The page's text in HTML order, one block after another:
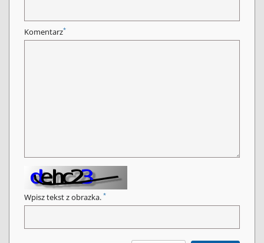
Komentarz*
Wpisz tekst z obrazka. *